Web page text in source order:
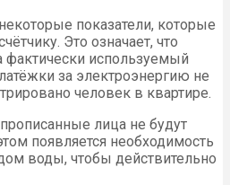
показатели, которые
Это означает, что
фактически используемый
за электроэнергию не
человек в квартире.
лица не будут
появляется необходимость
воды, чтобы действительно